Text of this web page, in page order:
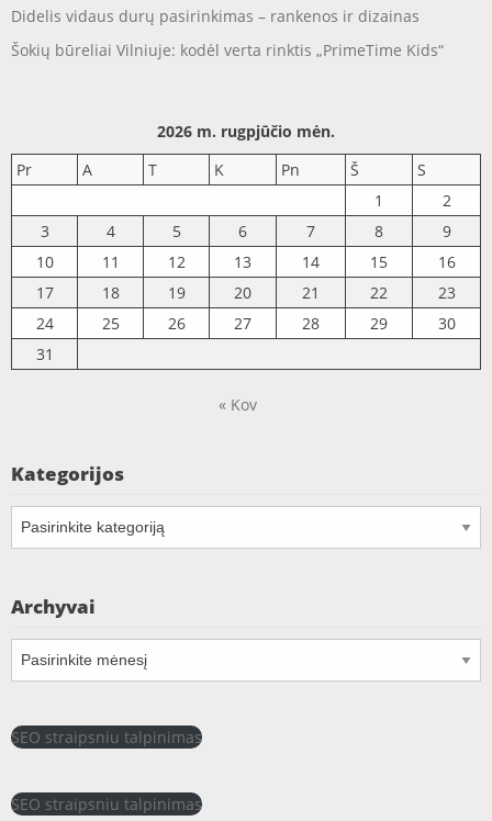
Didelis vidaus durų pasirinkimas – rankenos ir dizainas
Šokių būreliai Vilniuje: kodėl verta rinktis „PrimeTime Kids“
2026 m. rugpjūčio mėn.
Pr
A T K Pn Š
S
1
2
3
4 5 6 7 8
9
10
11 12 13 14 15
16
17
18 19 20 21 22
23
24
25 26 27 28 29
30
31
« Kov
Kategorijos
Kategorijos
Archyvai
Archyvai
SEO straipsniu talpinimas
SEO straipsniu talpinimas